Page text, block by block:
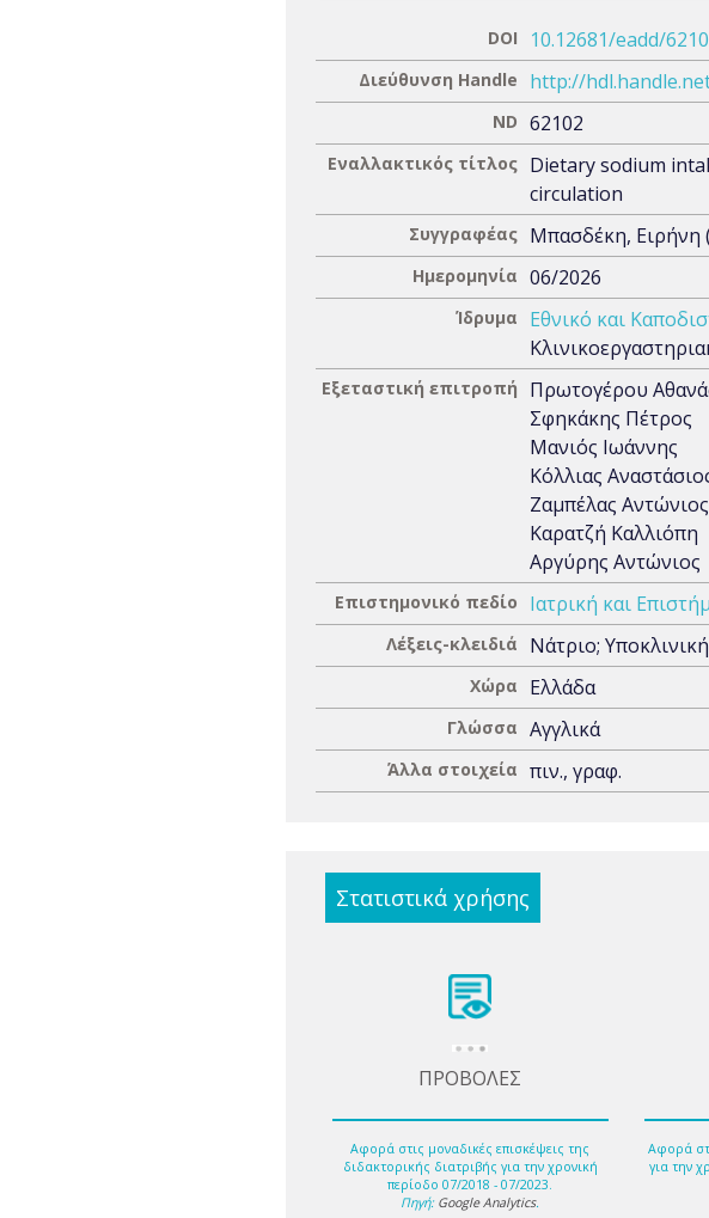
DOI 10.12681/eadd/
Διεύθυνση Handle http://
ND 62102
Εναλλακτικός τίτλος Dietary sodium
circulation
Συγγραφέας Μπασδέκη, Ειρήνη
Ημερομηνία 06/2026
Ίδρυμα Εθνικό και
Εξεταστική επιτροπή
Πρωτογέρου
Σφηκάκης Πέτρος
Μανιός Ιωάννης
Κόλλιας
Ζαμπέλας Αντώνιος
Καρατζή Καλλιόπη
Αργύρης Αντώνιος
Επιστημονικό πεδίο Ιατρική και
Λέξεις-κλειδιά Νάτριο;
Χώρα Ελλάδα
Γλώσσα Αγγλικά
Άλλα στοιχεία πιν., γραφ.
Στατιστικά χρήσης
ΠΡΟΒΟΛΕΣ
Αφορά στις μοναδικές επισκέψεις της
διδακτορικής διατριβής για την χρονική
περίοδο 07/2018 - 07/2023.
Πηγή: Google Analytics.
Αφορά
για την